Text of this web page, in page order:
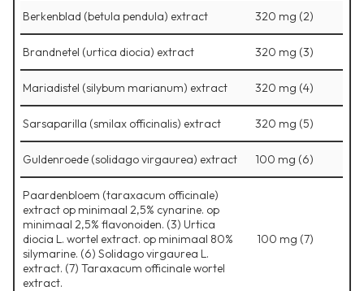
Berkenblad (betula pendula) extract 320 mg (2)
Brandnetel (urtica diocia) extract 320 mg (3)
Mariadistel (silybum marianum) extract 320 mg (4)
Sarsaparilla (smilax officinalis) extract 320 mg (5)
Guldenroede (solidago virgaurea) extract 100 mg (6)
Paardenbloem (taraxacum officinale)
extract op minimaal 2,5% cynarine. op
minimaal 2,5% flavonoiden. (3) Urtica
diocia L. wortel extract. op minimaal 80%
silymarine. (6) Solidago virgaurea L.
extract. (7) Taraxacum officinale wortel
extract.
100 mg (7)